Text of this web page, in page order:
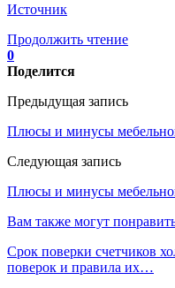
Источник
Продолжить чтение
0
Поделится
Предыдущая запись
Плюсы и минусы
Следующая запись
Плюсы и минусы
Вам также могут
Срок поверки счетчиков
поверок и правила их…